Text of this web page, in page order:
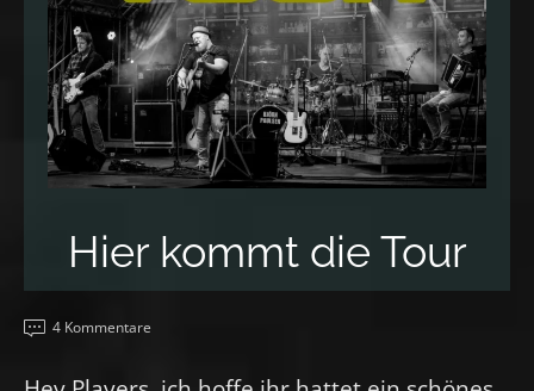
Hier kommt die Tour
4 Kommentare